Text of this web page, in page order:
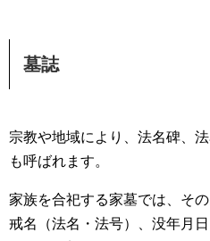
墓誌
宗教や地域により、法名碑、
も呼ばれます。
家族を合祀する家墓では、そ
戒名（法名・法号）、没年月